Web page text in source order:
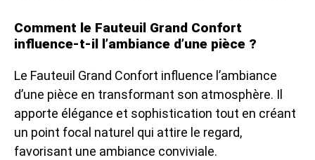
Comment le Fauteuil Grand Confort
influence-t-il l’ambiance d’une pièce ?
Le Fauteuil Grand Confort influence l’ambiance
d’une pièce en transformant son atmosphère. Il
apporte élégance et sophistication tout en créant
un point focal naturel qui attire le regard,
favorisant une ambiance conviviale.